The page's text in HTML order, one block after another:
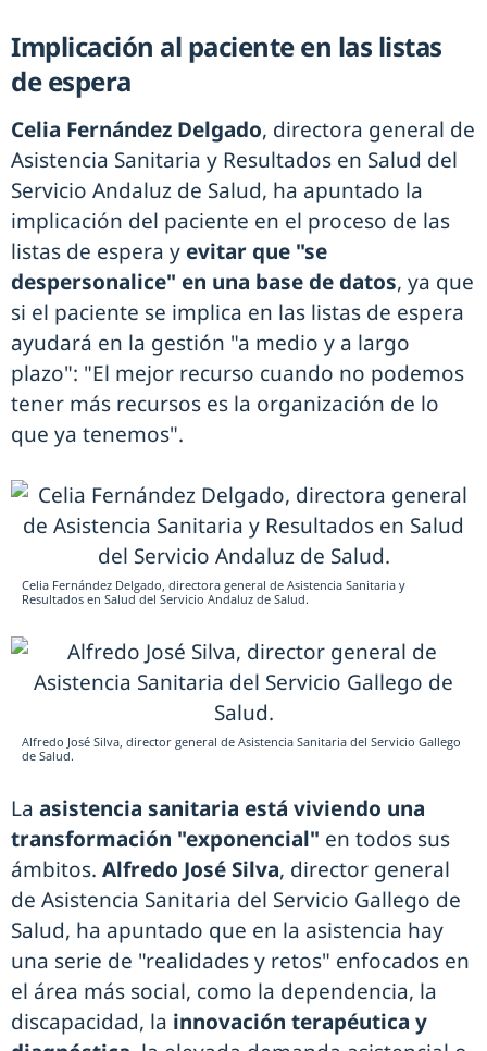
Implicación al paciente en las listas
de espera
Celia Fernández Delgado, directora general de
Asistencia Sanitaria y Resultados en Salud del
Servicio Andaluz de Salud, ha apuntado la
implicación del paciente en el proceso de las
listas de espera y evitar que "se
despersonalice" en una base de datos, ya que
si el paciente se implica en las listas de espera
ayudará en la gestión "a medio y a largo
plazo": "El mejor recurso cuando no podemos
tener más recursos es la organización de lo
que ya tenemos".
Celia Fernández Delgado, directora general de Asistencia Sanitaria y
Resultados en Salud del Servicio Andaluz de Salud.
Alfredo José Silva, director general de Asistencia Sanitaria del Servicio Gallego
de Salud.
La asistencia sanitaria está viviendo una
transformación "exponencial" en todos sus
ámbitos. Alfredo José Silva, director general
de Asistencia Sanitaria del Servicio Gallego de
Salud, ha apuntado que en la asistencia hay
una serie de "realidades y retos" enfocados en
el área más social, como la dependencia, la
discapacidad, la innovación terapéutica y